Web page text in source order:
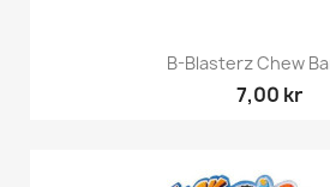
B-Blasterz Chew
7,00 kr